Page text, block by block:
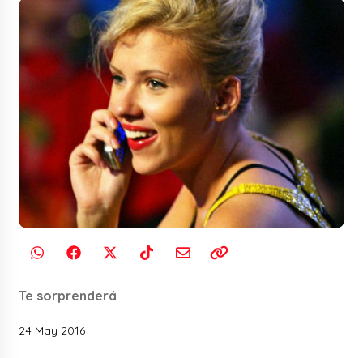
Te sorprenderá
24 May 2016